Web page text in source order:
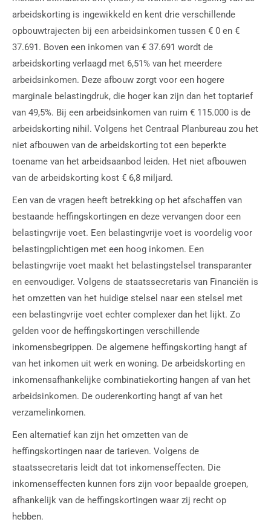
arbeidskorting is ingewikkeld en kent drie verschillende
opbouwtrajecten bij een arbeidsinkomen tussen € 0 en €
37.691. Boven een inkomen van € 37.691 wordt de
arbeidskorting verlaagd met 6,51% van het meerdere
arbeidsinkomen. Deze afbouw zorgt voor een hogere
marginale belastingdruk, die hoger kan zijn dan het toptarief
van 49,5%. Bij een arbeidsinkomen van ruim € 115.000 is de
arbeidskorting nihil. Volgens het Centraal Planbureau zou het
niet afbouwen van de arbeidskorting tot een beperkte
toename van het arbeidsaanbod leiden. Het niet afbouwen
van de arbeidskorting kost € 6,8 miljard.
Een van de vragen heeft betrekking op het afschaffen van
bestaande heffingskortingen en deze vervangen door een
belastingvrije voet. Een belastingvrije voet is voordelig voor
belastingplichtigen met een hoog inkomen. Een
belastingvrije voet maakt het belastingstelsel transparanter
en eenvoudiger. Volgens de staatssecretaris van Financiën is
het omzetten van het huidige stelsel naar een stelsel met
een belastingvrije voet echter complexer dan het lijkt. Zo
gelden voor de heffingskortingen verschillende
inkomensbegrippen. De algemene heffingskorting hangt af
van het inkomen uit werk en woning. De arbeidskorting en
inkomensafhankelijke combinatiekorting hangen af van het
arbeidsinkomen. De ouderenkorting hangt af van het
verzamelinkomen.
Een alternatief kan zijn het omzetten van de
heffingskortingen naar de tarieven. Volgens de
staatssecretaris leidt dat tot inkomenseffecten. Die
inkomenseffecten kunnen fors zijn voor bepaalde groepen,
afhankelijk van de heffingskortingen waar zij recht op
hebben.